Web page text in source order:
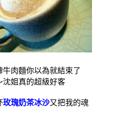
牛肉麵你以為就結束了
沈姐真的超級好客
玫瑰奶茶冰沙又把我的魂